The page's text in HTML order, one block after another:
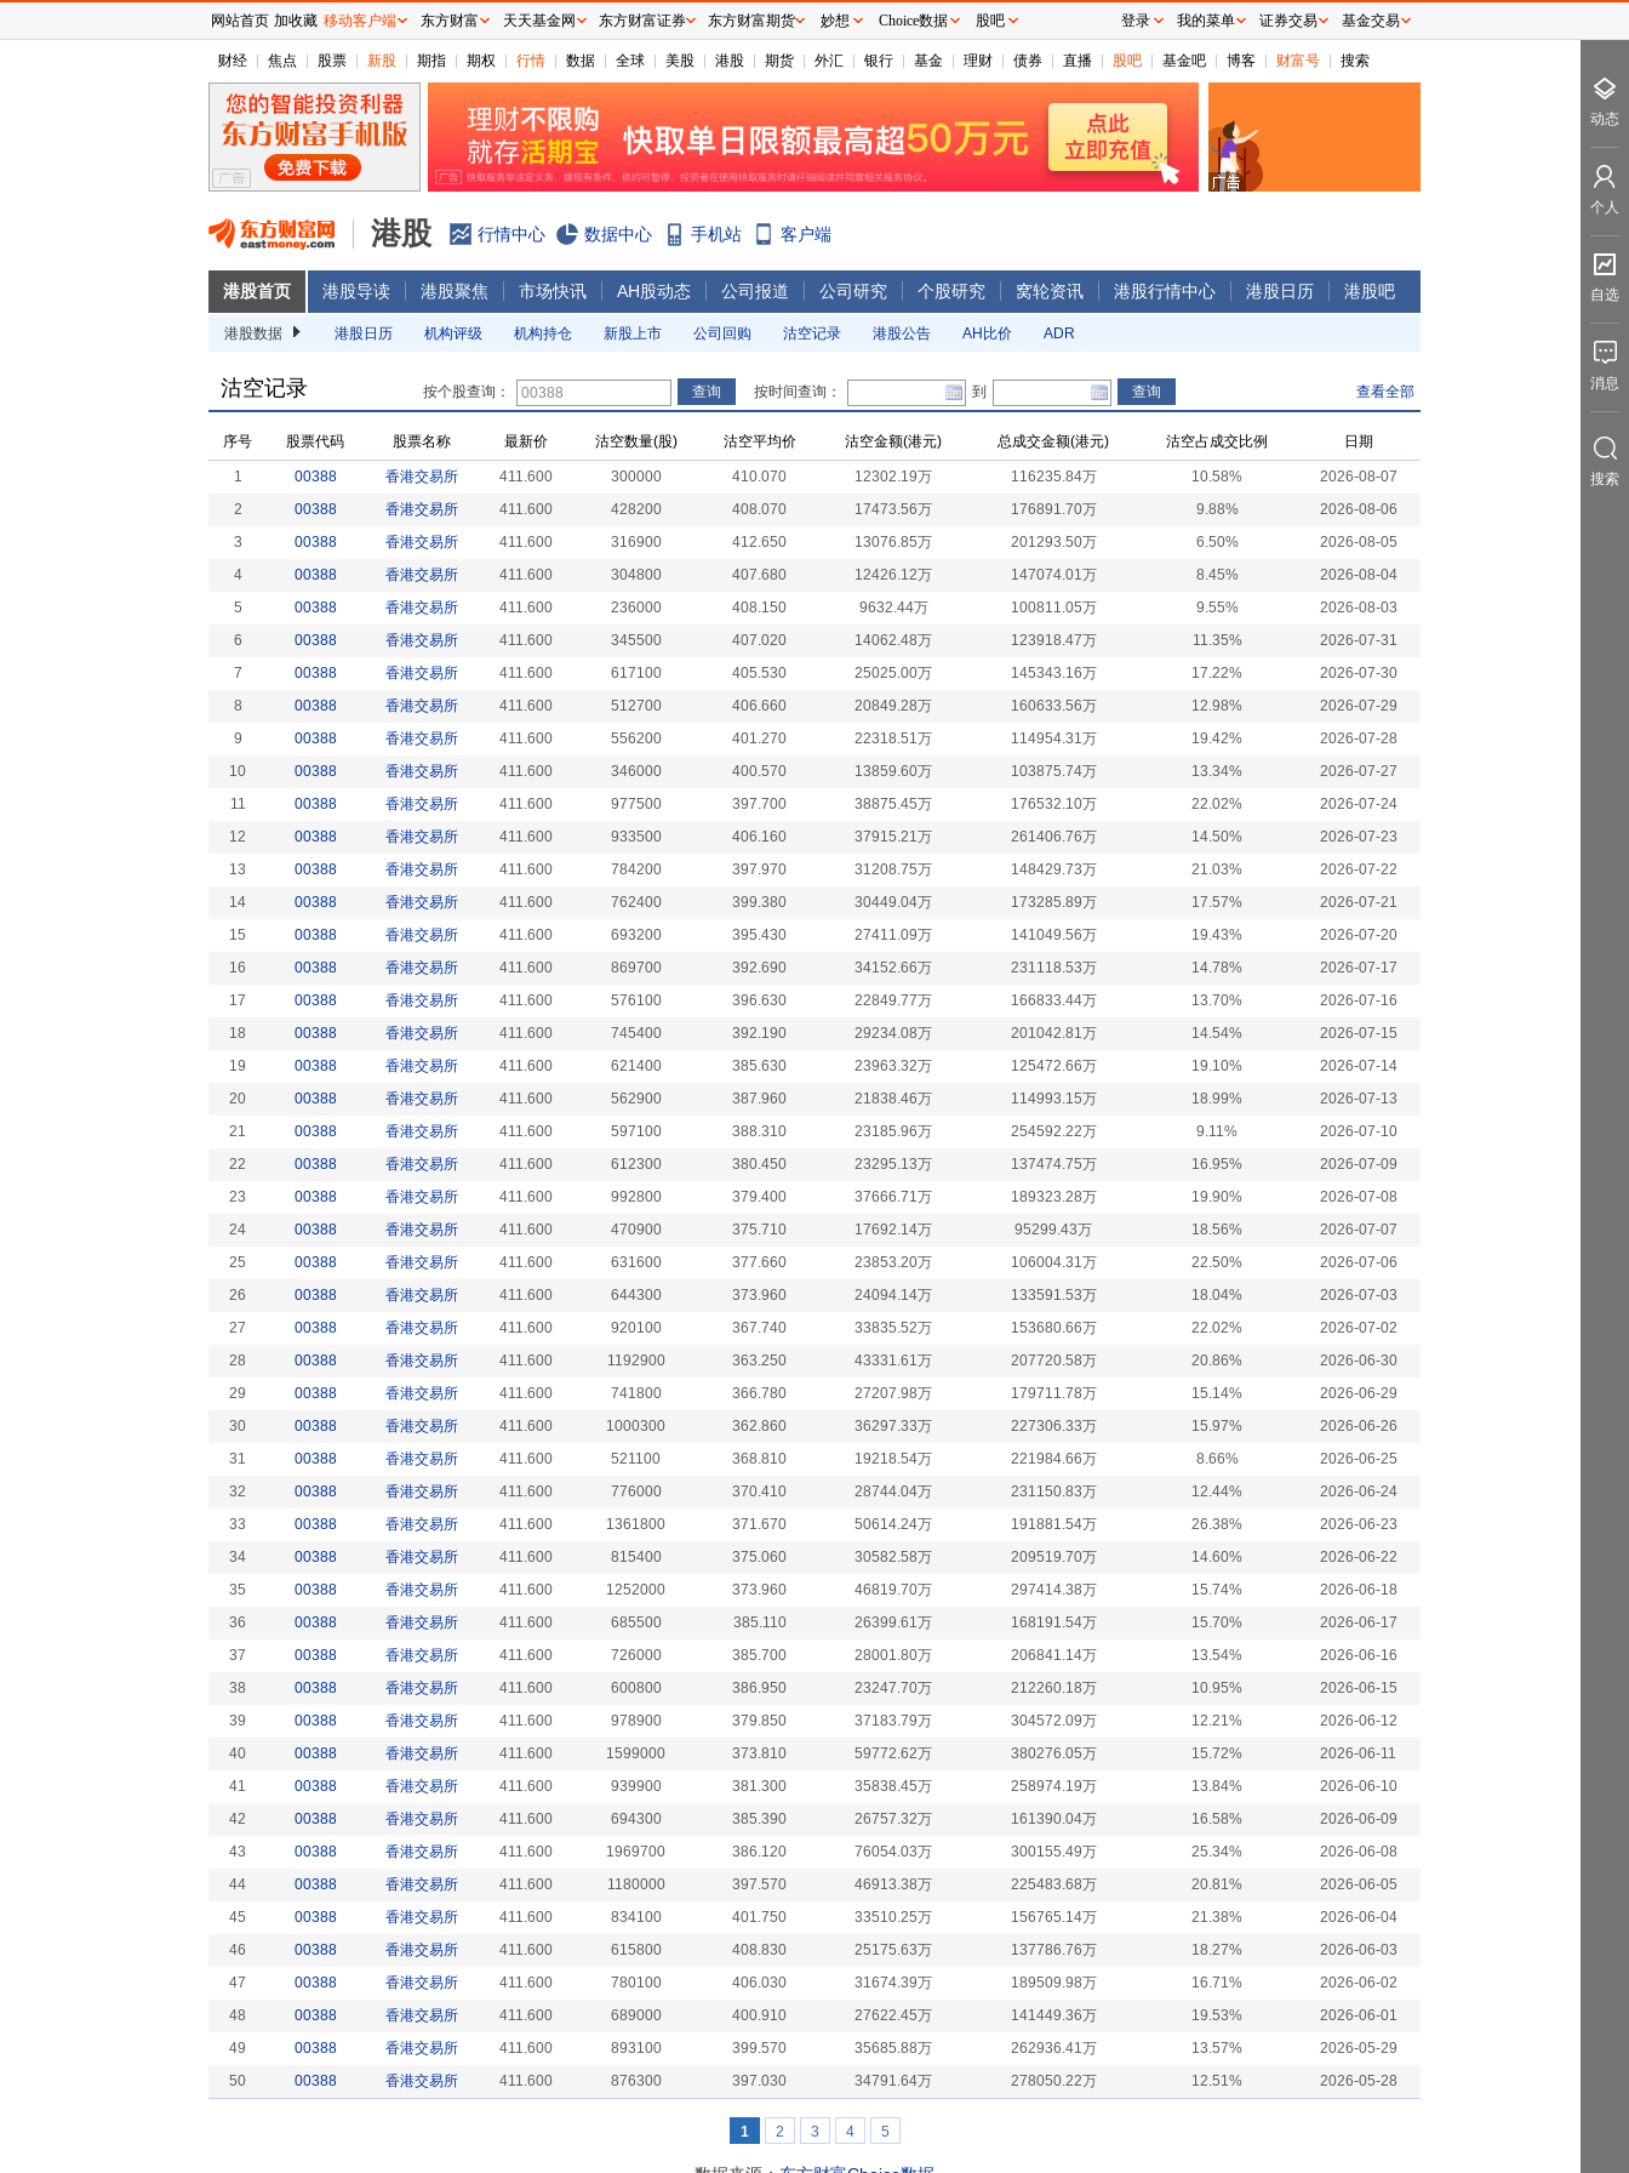
财经 焦点 股票 新股 期指 期权 行情 数据 全球 美股 港股 期货 外汇 银行 基金 理财 债券 直播 股吧 基金吧 博客 财富号 搜索
港股 行情中心 数据中心 手机站 客户端
港股首页 港股导读 港股聚焦 市场快讯 AH股动态 公司报道 公司研究 个股研究 窝轮资讯 港股行情中心 港股日历 港股吧
港股数据 港股日历 机构评级 机构持仓 新股上市 公司回购 沽空记录 港股公告 AH比价 ADR
沽空记录 按个股查询： 按时间查询： 到 查看全部
序号 股票代码 股票名称 最新价 沽空数量(股) 沽空平均价 沽空金额(港元) 总成交金额(港元) 沽空占成交比例 日期
1 00388 香港交易所 411.600 300000 410.070 12302.19万 116235.84万 10.58%
2026-08-07
2
00388 香港交易所 411.600 428200 408.070 17473.56万 176891.70万 9.88%
2026-08-06
3
00388 香港交易所 411.600 316900 412.650 13076.85万 201293.50万 6.50%
2026-08-05
4
00388 香港交易所 411.600 304800 407.680 12426.12万 147074.01万 8.45%
2026-08-04
5
00388 香港交易所 411.600 236000 408.150 9632.44万 100811.05万 9.55%
2026-08-03
6
00388 香港交易所 411.600 345500 407.020 14062.48万 123918.47万 11.35%
2026-07-31
7
00388 香港交易所 411.600 617100 405.530 25025.00万 145343.16万 17.22%
2026-07-30
8
00388 香港交易所 411.600 512700 406.660 20849.28万 160633.56万 12.98%
2026-07-29
9
00388 香港交易所 411.600 556200 401.270 22318.51万 114954.31万 19.42%
2026-07-28
10
00388 香港交易所 411.600 346000 400.570 13859.60万 103875.74万 13.34%
2026-07-27
11
00388 香港交易所 411.600 977500 397.700 38875.45万 176532.10万 22.02%
2026-07-24
12
00388 香港交易所 411.600 933500 406.160 37915.21万 261406.76万 14.50%
2026-07-23
13
00388 香港交易所 411.600 784200 397.970 31208.75万 148429.73万 21.03%
2026-07-22
14
00388 香港交易所 411.600 762400 399.380 30449.04万 173285.89万 17.57%
2026-07-21
15
00388 香港交易所 411.600 693200 395.430 27411.09万 141049.56万 19.43%
2026-07-20
16
00388 香港交易所 411.600 869700 392.690 34152.66万 231118.53万 14.78%
2026-07-17
17
00388 香港交易所 411.600 576100 396.630 22849.77万 166833.44万 13.70%
2026-07-16
18
00388 香港交易所 411.600 745400 392.190 29234.08万 201042.81万 14.54%
2026-07-15
19
00388 香港交易所 411.600 621400 385.630 23963.32万 125472.66万 19.10%
2026-07-14
20
00388 香港交易所 411.600 562900 387.960 21838.46万 114993.15万 18.99%
2026-07-13
21
00388 香港交易所 411.600 597100 388.310 23185.96万 254592.22万 9.11%
2026-07-10
22
00388 香港交易所 411.600 612300 380.450 23295.13万 137474.75万 16.95%
2026-07-09
23
00388 香港交易所 411.600 992800 379.400 37666.71万 189323.28万 19.90%
2026-07-08
24
00388 香港交易所 411.600 470900 375.710 17692.14万 95299.43万 18.56%
2026-07-07
25
00388 香港交易所 411.600 631600 377.660 23853.20万 106004.31万 22.50%
2026-07-06
26
00388 香港交易所 411.600 644300 373.960 24094.14万 133591.53万 18.04%
2026-07-03
27
00388 香港交易所 411.600 920100 367.740 33835.52万 153680.66万 22.02%
2026-07-02
28
00388 香港交易所 411.600 1192900 363.250 43331.61万 207720.58万 20.86%
2026-06-30
29
00388 香港交易所 411.600 741800 366.780 27207.98万 179711.78万 15.14%
2026-06-29
30
00388 香港交易所 411.600 1000300 362.860 36297.33万 227306.33万 15.97%
2026-06-26
31
00388 香港交易所 411.600 521100 368.810 19218.54万 221984.66万 8.66%
2026-06-25
32
00388 香港交易所 411.600 776000 370.410 28744.04万 231150.83万 12.44%
2026-06-24
33
00388 香港交易所 411.600 1361800 371.670 50614.24万 191881.54万 26.38%
2026-06-23
34
00388 香港交易所 411.600 815400 375.060 30582.58万 209519.70万 14.60%
2026-06-22
35
00388 香港交易所 411.600 1252000 373.960 46819.70万 297414.38万 15.74%
2026-06-18
36
00388 香港交易所 411.600 685500 385.110 26399.61万 168191.54万 15.70%
2026-06-17
37
00388 香港交易所 411.600 726000 385.700 28001.80万 206841.14万 13.54%
2026-06-16
38
00388 香港交易所 411.600 600800 386.950 23247.70万 212260.18万 10.95%
2026-06-15
39
00388 香港交易所 411.600 978900 379.850 37183.79万 304572.09万 12.21%
2026-06-12
40
00388 香港交易所 411.600 1599000 373.810 59772.62万 380276.05万 15.72%
2026-06-11
41
00388 香港交易所 411.600 939900 381.300 35838.45万 258974.19万 13.84%
2026-06-10
42
00388 香港交易所 411.600 694300 385.390 26757.32万 161390.04万 16.58%
2026-06-09
43
00388 香港交易所 411.600 1969700 386.120 76054.03万 300155.49万 25.34%
2026-06-08
44
00388 香港交易所 411.600 1180000 397.570 46913.38万 225483.68万 20.81%
2026-06-05
45
00388 香港交易所 411.600 834100 401.750 33510.25万 156765.14万 21.38%
2026-06-04
46
00388 香港交易所 411.600 615800 408.830 25175.63万 137786.76万 18.27%
2026-06-03
47
00388 香港交易所 411.600 780100 406.030 31674.39万 189509.98万 16.71%
2026-06-02
48
00388 香港交易所 411.600 689000 400.910 27622.45万 141449.36万 19.53%
2026-06-01
49
00388 香港交易所 411.600 893100 399.570 35685.88万 262936.41万 13.57%
2026-05-29
50
00388 香港交易所 411.600 876300 397.030 34791.64万 278050.22万 12.51% 2026-05-28
1 2 3 4 5
网站首页 加收藏 移动客户端 东方财富 天天基金网 东方财富证券 东方财富期货 妙想 Choice数据 股吧 登录 我的菜单 证券交易 基金交易
动态
个人
自选
消息
搜索